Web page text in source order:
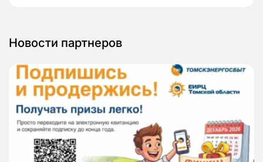
Новости партнеров